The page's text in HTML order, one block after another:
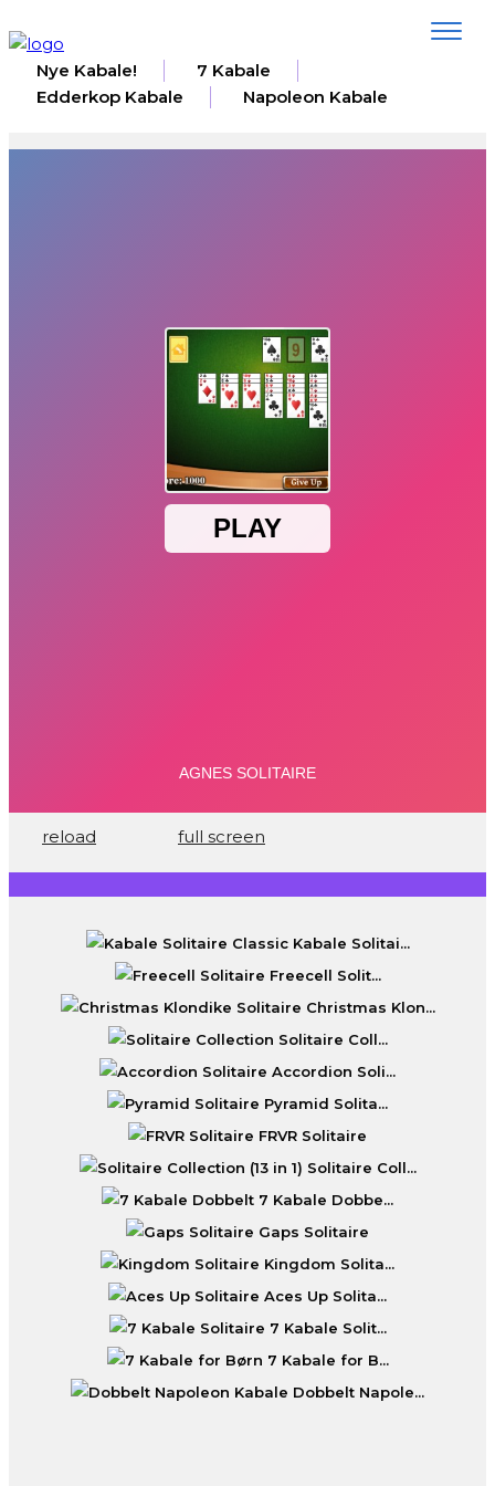
Toggle
Nye Kabale!
7 Kabale
Edderkop Kabale
Napoleon Kabale
reload full screen
Kabale Solitai...
Freecell Solit...
Christmas Klon...
Solitaire Coll...
Accordion Soli...
Pyramid Solita...
FRVR Solitaire
Solitaire Coll...
7 Kabale Dobbe...
Gaps Solitaire
Kingdom Solita...
Aces Up Solita...
7 Kabale Solit...
7 Kabale for B...
Dobbelt Napole...